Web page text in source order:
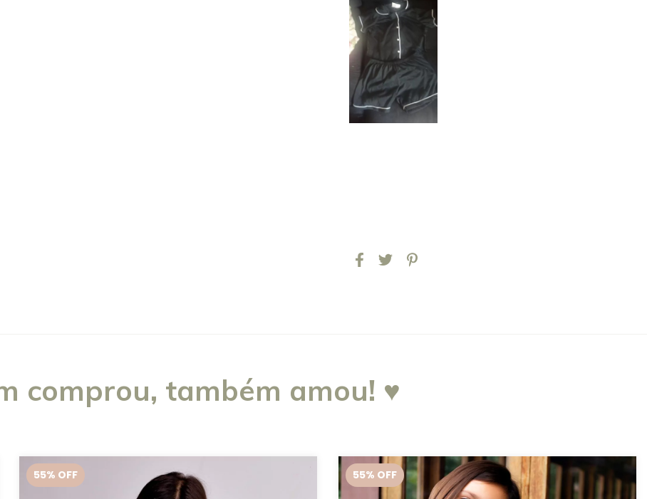
comprou, também amou! ♥
55% OFF 55% OFF